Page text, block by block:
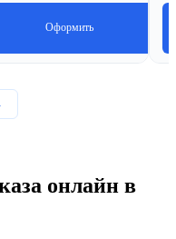
Оформить
онлайн в